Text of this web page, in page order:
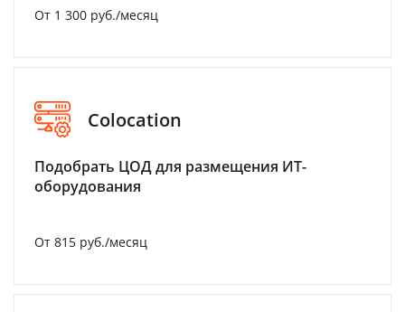
От 1 300 руб./месяц
Colocation
Подобрать ЦОД для размещения ИТ-
оборудования
От 815 руб./месяц